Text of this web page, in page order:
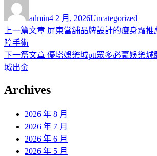
者
admin 佈
日
4 2 月, 2026類
Uncategorized
文
章
導
覽
上一篇文章 上
篇
屏東當舖品牌設計的瘦身霜推
障手術
下一篇文章 下
文
優塔娛樂城ptt眾多必贏娛樂城
城出金
Archives
2026 年 8 月
2026 年 7 月
2026 年 6 月
2026 年 5 月